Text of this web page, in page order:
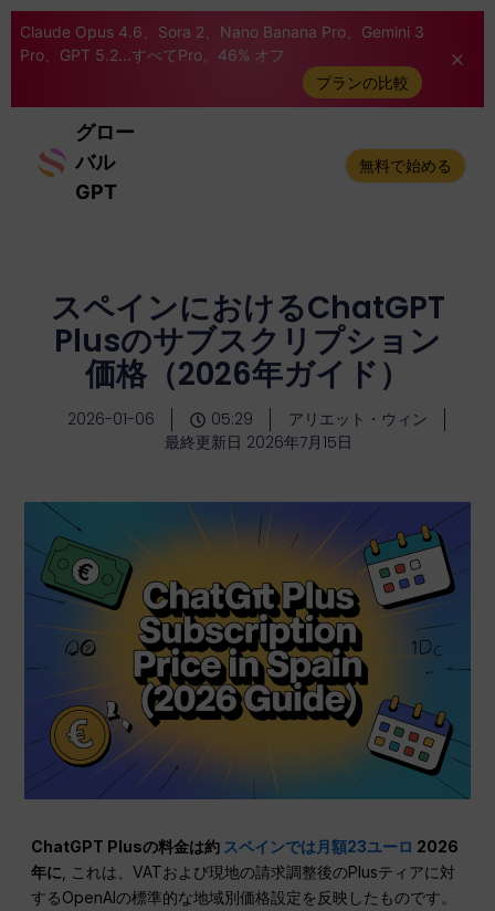
Claude Opus 4.6、Sora 2、Nano Banana Pro、Gemini 3
Pro、GPT 5.2...すべてPro。46% オフ
プランの比較
グロー
バル
GPT
無料で始める
スペインにおけるChatGPT
Plusのサブスクリプション
価格（2026年ガイド）
2026-01-06 05:29
アリエット・ウィン
最終更新日 2026年7月15日
ChatGPT Plusの料金は約 スペインでは月額23ユーロ 2026
年に , これは、VATおよび現地の請求調整後のPlusティアに対
するOpenAIの標準的な地域別価格設定を反映したものです。